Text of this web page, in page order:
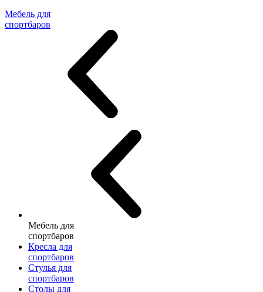
Мебель для
спортбаров
Мебель для
спортбаров
Кресла для
спортбаров
Стулья для
спортбаров
Столы для